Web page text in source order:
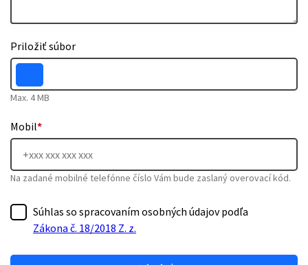
Priložiť súbor
Max. 4 MB
Mobil*
Na zadané mobilné telefónne číslo Vám bude zaslaný overovací kód.
Súhlas so spracovaním osobných údajov podľa
Zákona č. 18/2018 Z. z.